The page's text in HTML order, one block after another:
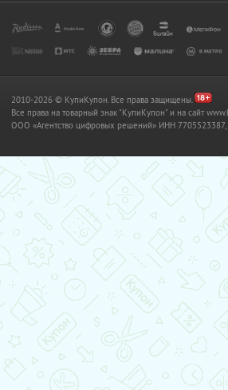
2010-2026 © КупиКупон. Все права защищены.
Все права на товарный знак "КупиКупон" и на сайт
OOO «Агентство цифровых решений» ИНН